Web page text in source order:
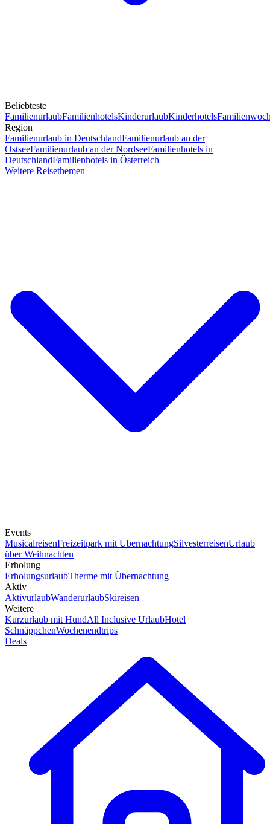
Beliebteste
FamilienurlaubFamilienhotelsKinderurlaubKinderhotels
Region
Familienurlaub in DeutschlandFamilienurlaub an der
OstseeFamilienurlaub an der NordseeFamilienhotels in
DeutschlandFamilienhotels in Österreich
Weitere Reisethemen
Events
MusicalreisenFreizeitpark mit ÜbernachtungSilvesterreisenUrlaub
über Weihnachten
Erholung
ErholungsurlaubTherme mit Übernachtung
Aktiv
AktivurlaubWanderurlaubSkireisen
Weitere
Kurzurlaub mit HundAll Inclusive UrlaubHotel
SchnäppchenWochenendtrips
Deals